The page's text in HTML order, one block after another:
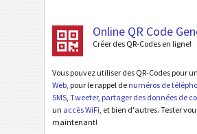
Online QR Code
Créer des QR-Codes en ligne!
Vous pouvez utiliser des QR-Codes pour
Web , pour le rappel de numéros de
SMS Tweeter, partager des données de
un accès WiFi , et bien d'autres. Tester
maintenant!